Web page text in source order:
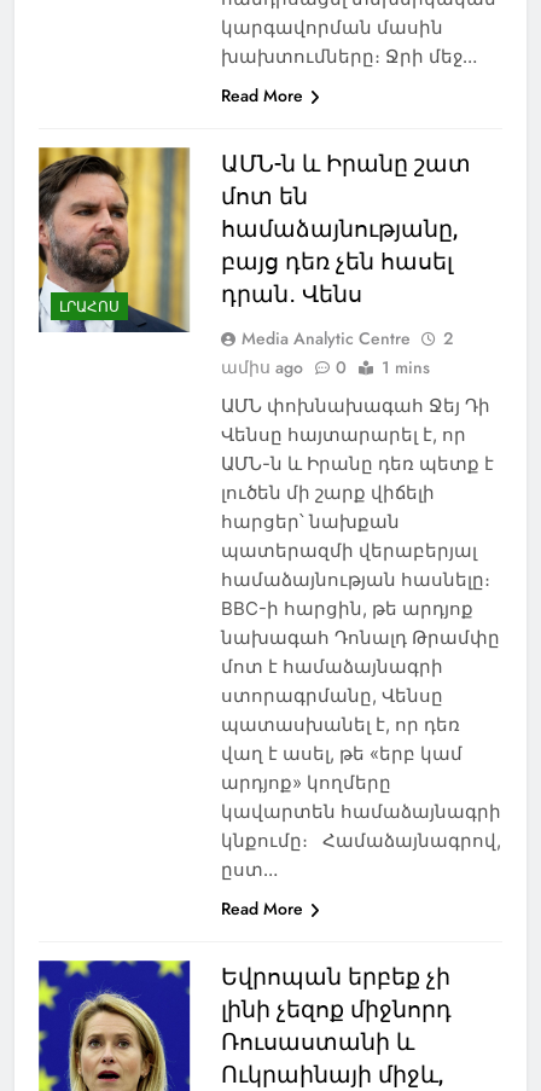
կարգավորման մասին
խախտումները։ Ջրի մեջ…
Read More
ԼՐԱՀՈՍ
ԱՄՆ-ն և Իրանը շատ
մոտ են
համաձայնությանը,
բայց դեռ չեն հասել
դրան․ Վենս
Media Analytic Centre
2
ամիս ago
0 1 mins
ԱՄՆ փոխնախագահ Ջեյ Դի
Վենսը հայտարարել է, որ
ԱՄՆ-ն և Իրանը դեռ պետք է
լուծեն մի շարք վիճելի
հարցեր՝ նախքան
պատերազմի վերաբերյալ
համաձայնության հասնելը։
BBC-ի հարցին, թե արդյոք
նախագահ Դոնալդ Թրամփը
մոտ է համաձայնագրի
ստորագրմանը, Վենսը
պատասխանել է, որ դեռ
վաղ է ասել, թե «երբ կամ
արդյոք» կողմերը
կավարտեն համաձայնագրի
կնքումը։ Համաձայնագրով,
ըստ…
Read More
Եվրոպան երբեք չի
լինի չեզոք միջնորդ
Ռուսաստանի և
Ուկրաինայի միջև,